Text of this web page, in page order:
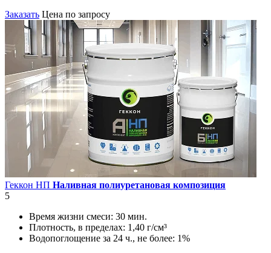
Заказать Цена по запросу
Геккон НП Наливная полиуретановая композиция
5
Время жизни смеси: 30 мин.
Плотность, в пределах: 1,40 г/см³
Водопоглощение за 24 ч., не более: 1%